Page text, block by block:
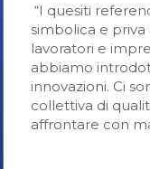
“I quesiti
simbolica e
lavoratori e
abbiamo
innovazioni. Ci
collettiva di
affrontare con